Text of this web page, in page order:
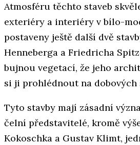
Atmosféru těchto staveb
exteriéry a interiéry v bílo-
postaveny ještě další dvě
Henneberga a Friedricha
bujnou vegetací, že jeho
si ji prohlédnout na dobových
Tyto stavby mají zásadní
čelní představitelé, kromě
Kokoschka a Gustav Klimt,